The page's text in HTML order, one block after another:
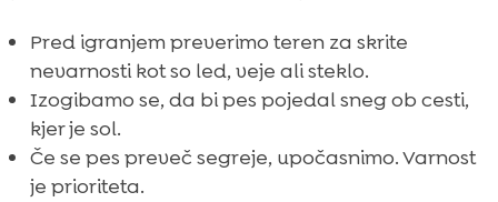
Pred igranjem preverimo teren za skrite
nevarnosti kot so led, veje ali steklo.
Izogibamo se, da bi pes pojedal sneg ob cesti,
kjer je sol.
Če se pes preveč segreje, upočasnimo. Varnost
je prioriteta.